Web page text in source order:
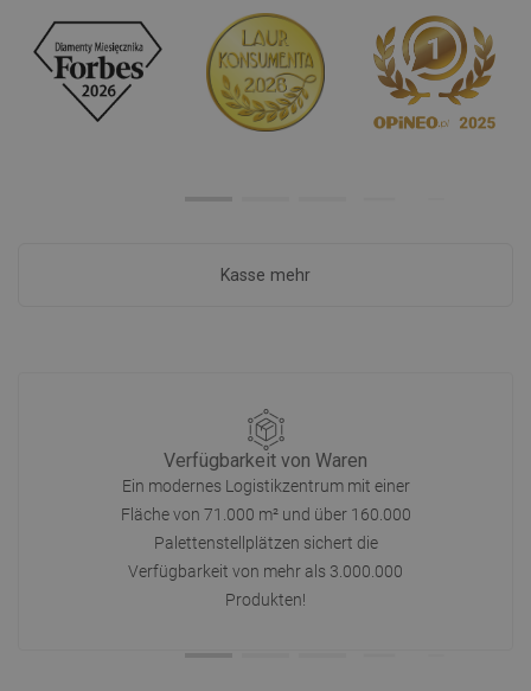
Kasse mehr
Verfügbarkeit von Waren
Ein modernes Logistikzentrum mit einer
Fläche von 71.000 m² und über 160.000
Palettenstellplätzen sichert die
Verfügbarkeit von mehr als 3.000.000
Produkten!